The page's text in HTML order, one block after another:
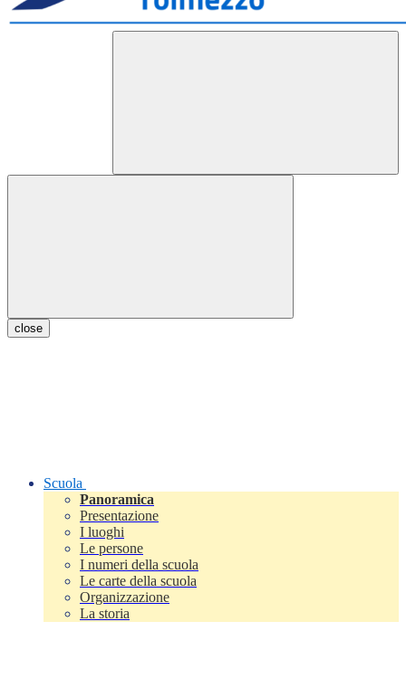
close
Scuola
Panoramica
Presentazione
I luoghi
Le persone
I numeri della scuola
Le carte della scuola
Organizzazione
La storia